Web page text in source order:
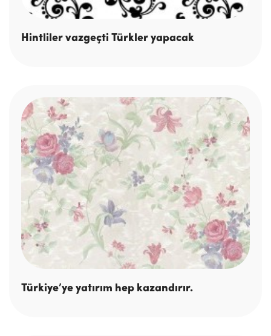
Hintliler vazgeçti Türkler yapacak
Türkiye’ye yatırım hep kazandırır.